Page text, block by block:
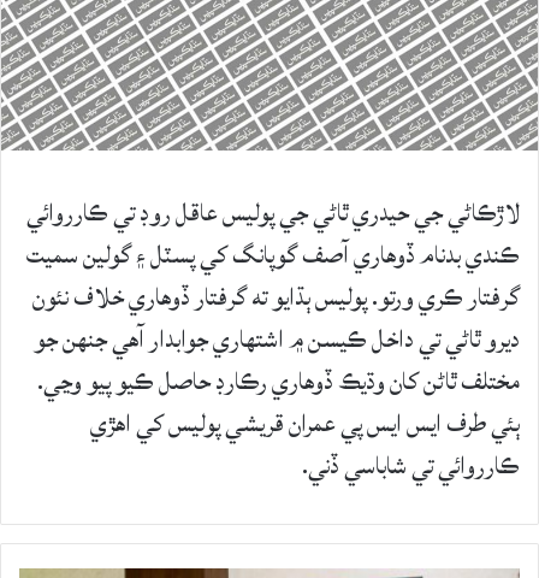
لاڙڪاڻي جي حيدري ٿاڻي جي پوليس عاقل روڊ تي ڪارروائي
ڪندي بدنام ڏوھاري آصف گوپانگ کي پسٽل ۽ گولين سميت
گرفتار ڪري ورتو. پوليس ٻڌايو ته گرفتار ڏوھاري خلاف نئون
ديرو ٿاڻي تي داخل ڪيسن ۾ اشتھاري جوابدار آھي جنھن جو
مختلف ٿاڻن کان وڌيڪ ڏوھاري رڪارڊ حاصل ڪيو پيو وڃي.
ٻئي طرف ايس ايس پي عمران قريشي پوليس کي اهڙي
ڪارروائي تي شاباسي ڏني.